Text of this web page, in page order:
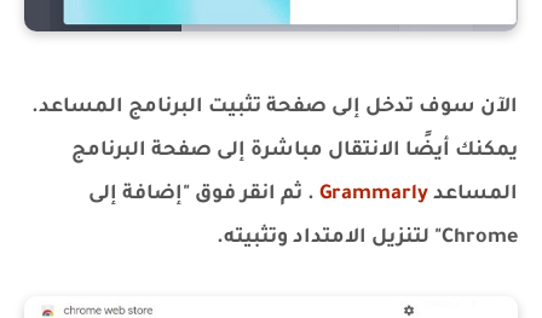
الآن سوف تدخل إلى صفحة تثبيت البرنامج المساعد.
يمكنك أيضًا الانتقال مباشرة إلى صفحة البرنامج
المساعد Grammarly . ثم انقر فوق "إضافة إلى
Chrome" لتنزيل الامتداد وتثبيته.